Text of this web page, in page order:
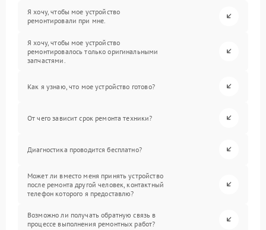
Я хочу, чтобы мое устройство
ремонтировали при мне.
Я хочу, чтобы мое устройство
ремонтировалось только оригинальными
запчастями.
Как я узнаю, что мое устройство готово?
От чего зависит срок ремонта техники?
Диагностика проводится бесплатно?
Может ли вместо меня принять устройство
после ремонта другой человек, контактный
телефон которого я предоставлю?
Возможно ли получать обратную связь в
процессе выполнения ремонтных работ?